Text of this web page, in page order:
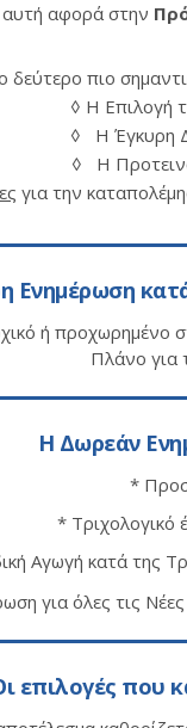
αυτή αφορά στην
δεύτερο πιο
◊ Η Επιλογή
◊ Η Έγκυρη
◊ Η
για την
Ενημέρωση
ή προχωρημένο
Πλάνο για
Η Δωρεάν
*
* Τριχολογικό
Αγωγή κατά της
για όλες τις
επιλογές που